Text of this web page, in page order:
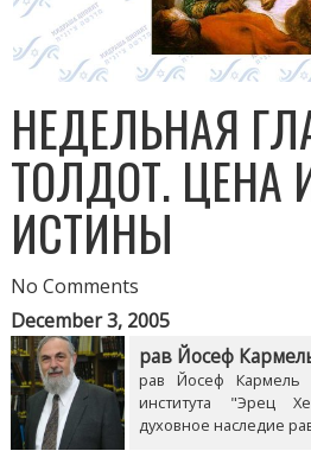
НЕДЕЛЬНАЯ
ТОЛДОТ. ЦЕНА
ИСТИНЫ
No Comments
December 3, 2005
рав Йосеф
рав Йосеф Кармель
института "Эрец
духовное наследие